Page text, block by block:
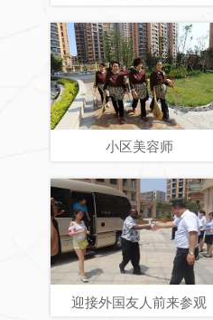
小区美容师
迎接外国友人前来参观